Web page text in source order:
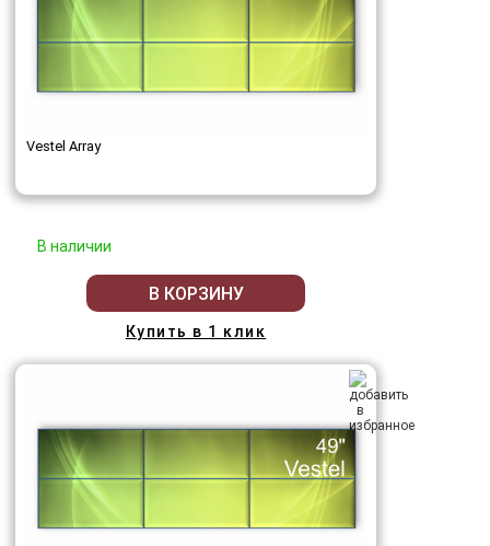
Vestel Array
В наличии
В КОРЗИНУ
Купить в 1 клик